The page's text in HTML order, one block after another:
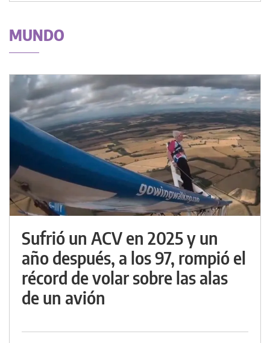
MUNDO
Sufrió un ACV en 2025 y un
año después, a los 97, rompió el
récord de volar sobre las alas
de un avión